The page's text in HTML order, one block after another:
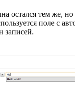
остался тем же,
поле с
записей.